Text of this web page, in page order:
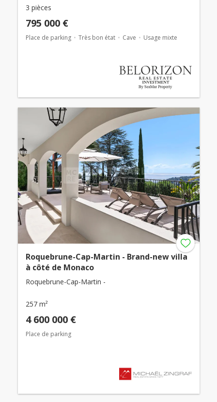
3 pièces
795 000 €
Place de parking Très bon état Cave Usage mixte
Roquebrune-Cap-Martin - Brand-new villa
à côté de Monaco
Roquebrune-Cap-Martin -
257 m²
4 600 000 €
Place de parking